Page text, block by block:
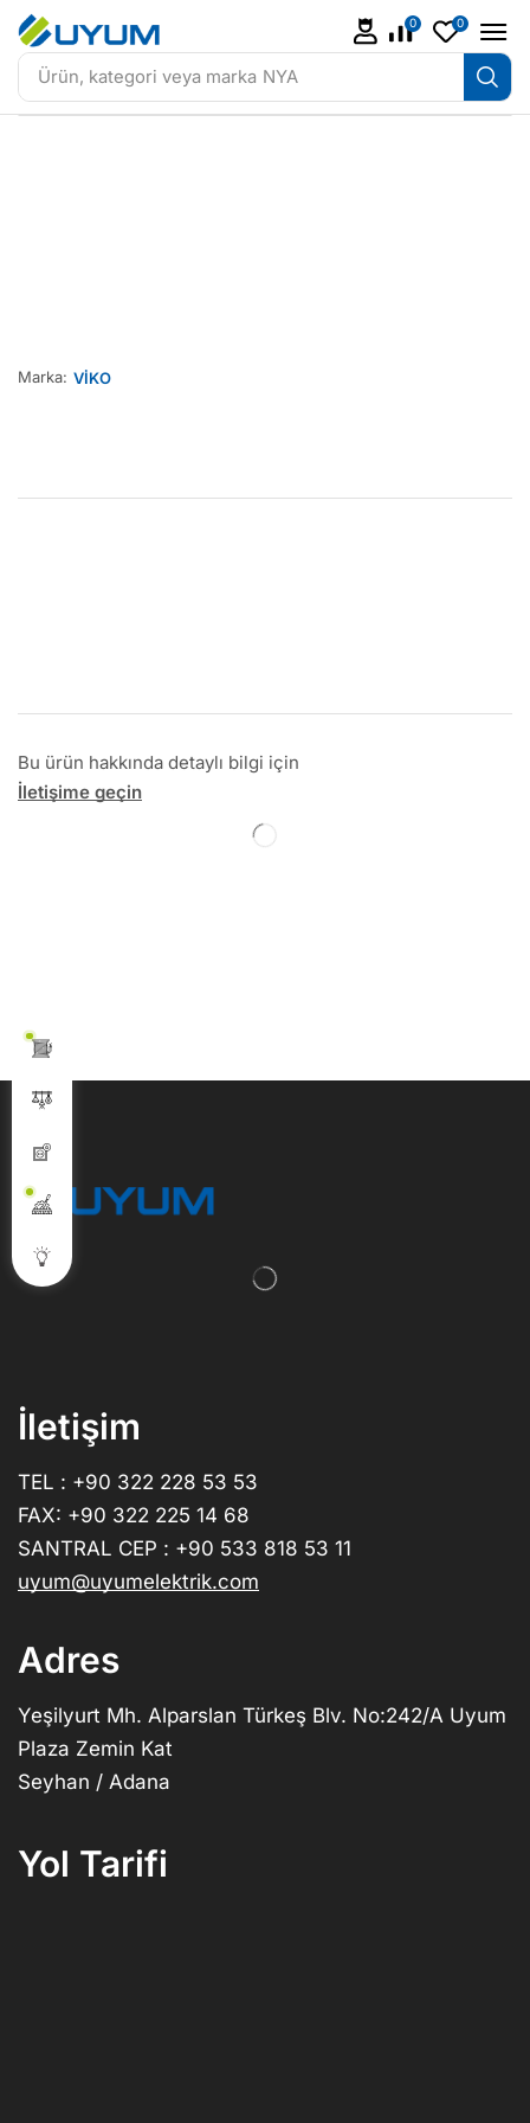
Ürün, kategori veya marka NYA
0 0
Marka: VİKO
Bu ürün hakkında detaylı bilgi için
İletişime geçin
İletişim
TEL : +90 322 228 53 53
FAX: +90 322 225 14 68
SANTRAL CEP : +90 533 818 53 11
uyum@uyumelektrik.com
Adres
Yeşilyurt Mh. Alparslan Türkeş Blv. No:242/A Uyum
Plaza Zemin Kat
Seyhan / Adana
Yol Tarifi